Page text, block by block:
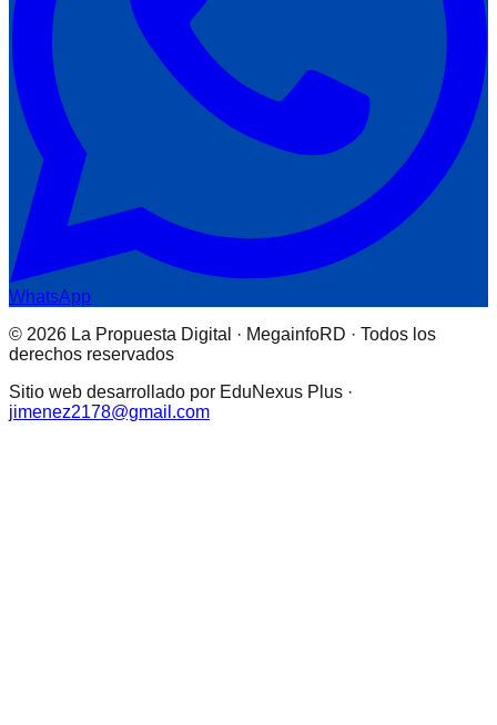
WhatsApp
© 2026 La Propuesta Digital · MegainfoRD · Todos los
derechos reservados
Sitio web desarrollado por EduNexus Plus ·
jimenez2178@gmail.com